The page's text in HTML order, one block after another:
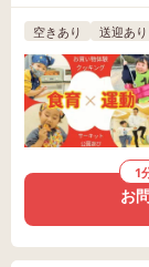
空きあり 送迎あり
1
お